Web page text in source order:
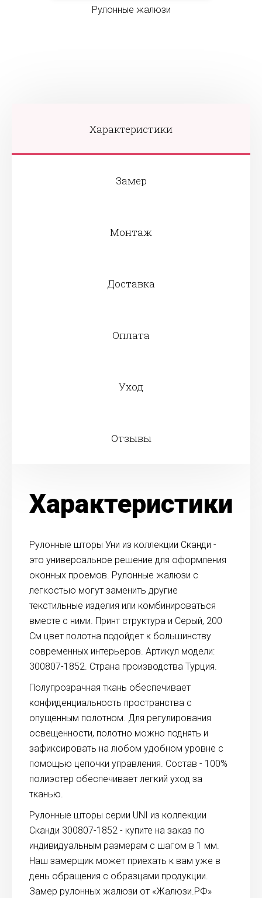
Рулонные жалюзи
Характеристики
Замер
Монтаж
Доставка
Оплата
Уход
Отзывы
Характеристики
Рулонные шторы Уни из коллекции Сканди -
это универсальное решение для оформления
оконных проемов. Рулонные жалюзи с
легкостью могут заменить другие
текстильные изделия или комбинироваться
вместе с ними. Принт структура и Серый, 200
См цвет полотна подойдет к большинству
современных интерьеров. Артикул модели:
300807-1852. Страна производства Турция.
Полупрозрачная ткань обеспечивает
конфиденциальность пространства с
опущенным полотном. Для регулирования
освещенности, полотно можно поднять и
зафиксировать на любом удобном уровне с
помощью цепочки управления. Состав - 100%
полиэстер обеспечивает легкий уход за
тканью.
Рулонные шторы серии UNI из коллекции
Сканди 300807-1852 - купите на заказ по
индивидуальным размерам с шагом в 1 мм.
Наш замерщик может приехать к вам уже в
день обращения с образцами продукции.
Замер рулонных жалюзи от «Жалюзи.РФ»